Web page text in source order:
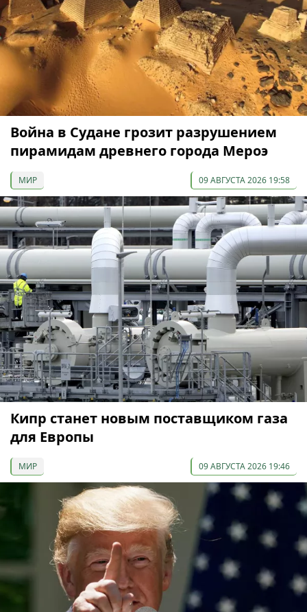
Война в Судане грозит разрушением
пирамидам древнего города Мероэ
МИР 09 АВГУСТА 2026 19:58
Кипр станет новым поставщиком газа
для Европы
МИР 09 АВГУСТА 2026 19:46